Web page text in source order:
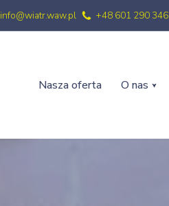
info@wiatr.waw.pl +48 601 290 346
Nasza oferta O nas